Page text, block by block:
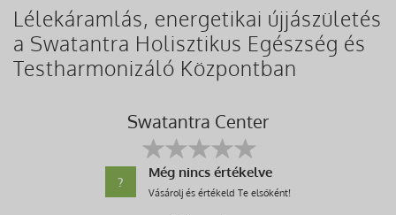
Lélekáramlás, energetikai újjászületés
a Swatantra Holisztikus Egészség és
Testharmonizáló Központban
Swatantra Center
?
Még nincs értékelve
Vásárolj és értékeld Te elsőként!